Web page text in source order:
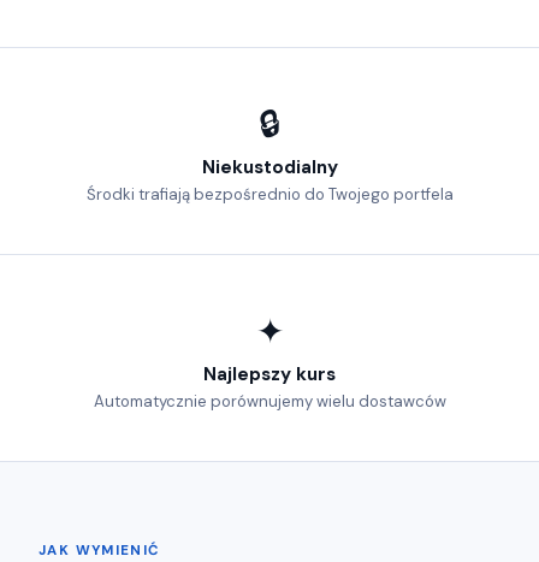
🔒
Niekustodialny
Środki trafiają bezpośrednio do Twojego portfela
✦
Najlepszy kurs
Automatycznie porównujemy wielu dostawców
JAK WYMIENIĆ